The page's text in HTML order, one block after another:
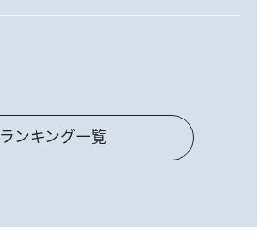
ランキング一覧